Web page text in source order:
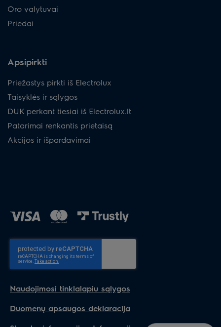
Oro valytuvai
Priedai
Apsipirkti
Priežastys pirkti iš Electrolux
Taisyklės ir sąlygos
DUK perkant tiesiai iš Electrolux.lt
Patarimai renkantis prietaisą
Akcijos ir išpardavimai
Naudojimosi tinklalapiu sąlygos
Duomenų apsaugos deklaracija